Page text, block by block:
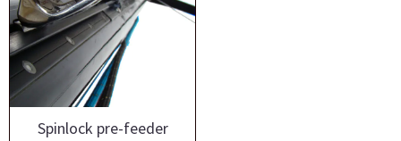
Spinlock pre-feeder